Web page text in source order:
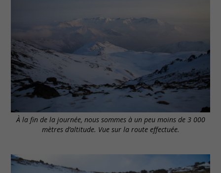
À la fin de la journée, nous sommes à un peu moins de 3 000
mètres d’altitude. Vue sur la route effectuée.